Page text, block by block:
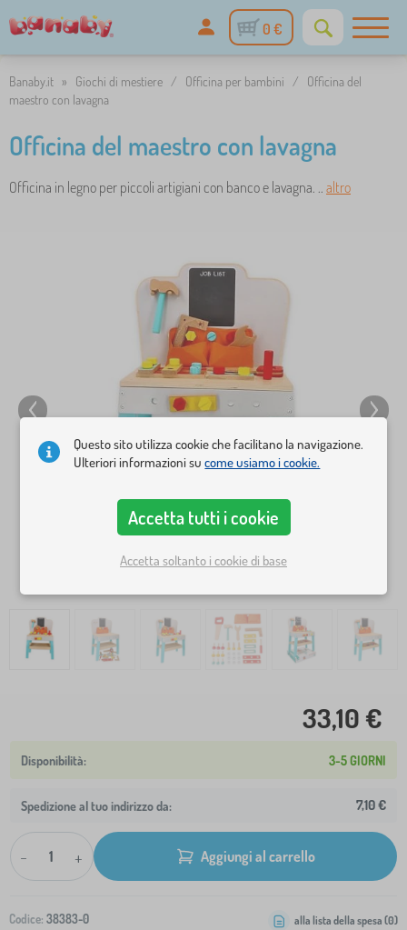
0 €
Banaby.it » Giochi di mestiere / Officina per bambini /
Officina del
maestro con lavagna
Officina del maestro con lavagna
Officina in legno per piccoli artigiani con banco e lavagna. .. altro
33,10 €
3-5 GIORNI
Spedizione al tuo indirizzo da: 7,10 €
- + Aggiungi al carrello
Codice: 38383-0 alla lista della spesa (0)
Questo sito utilizza cookie che facilitano la navigazione.
Ulteriori informazioni sucome usiamo i cookie.
Accetta tutti i cookie
Accetta soltanto i cookie di base